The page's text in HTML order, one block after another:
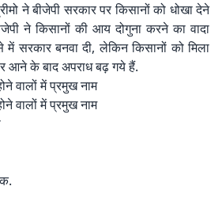
ने बीजेपी सरकार पर किसानों को धोखा देने
ने किसानों की आय दोगुना करने का वादा
में सरकार बनवा दी, लेकिन किसानों को मिला
आने के बाद अपराध बढ़ गये हैं.
वालों में प्रमुख नाम
वालों में प्रमुख नाम